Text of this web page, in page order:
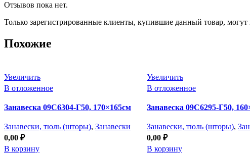
Отзывов пока нет.
Только зарегистрированные клиенты, купившие данный товар, могут
Похожие
Увеличить
В отложенное
Занавеска 09С6304-Г50, 170×165см
Занавески, тюль (шторы), Занавески
0,00 ₽
В корзину
Увеличить
В отложенное
Занавеска 09С6295-Г50,
Занавески, тюль (шторы),
0,00 ₽
В корзину